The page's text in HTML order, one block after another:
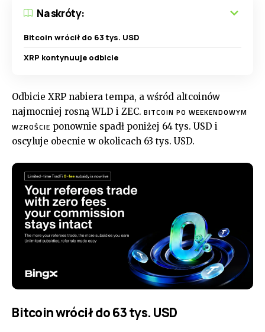
Na skróty:
Bitcoin wrócił do 63 tys. USD
XRP kontynuuje odbicie
Odbicie XRP nabiera tempa, a wśród altcoinów
najmocniej rosną WLD i ZEC. BITCOIN PO WEEKENDOWYM
WZROŚCIE ponownie spadł poniżej 64 tys. USD i
oscyluje obecnie w okolicach 63 tys. USD.
Bitcoin wrócił do 63 tys. USD